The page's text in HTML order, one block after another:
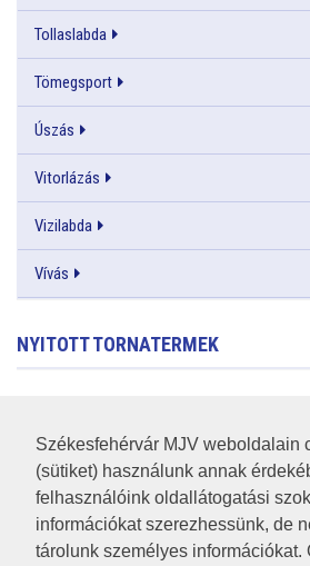
Székesfehérvár MJV weboldalain
(sütiket) használunk annak
felhasználóink oldallátogatási
információkat szerezhessünk, de
tárolunk személyes információkat.
Tollaslabda
Tömegsport
Úszás
Vitorlázás
Vizilabda
Vívás
NYITOTT TORNATERMEK
RSS
A HONLAP 2017.03.31-I ÁLLAPOTA
JOGI NYILATKOZAT